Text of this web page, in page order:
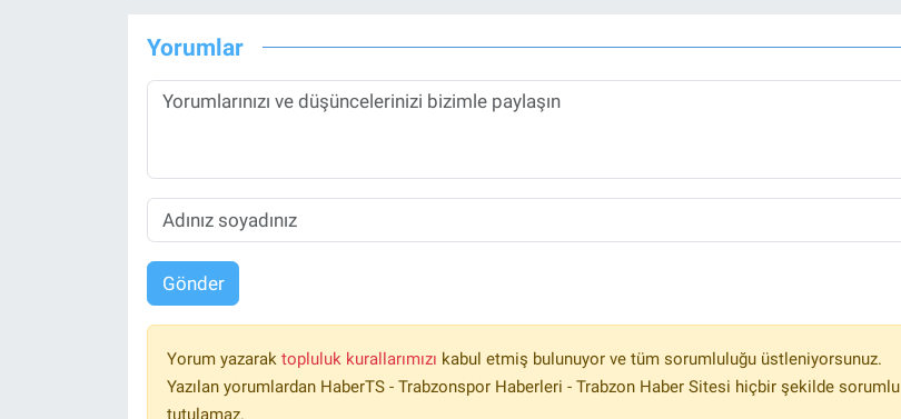
Yorumlar
Gönder
Yorum yazarak topluluk kurallarımızı kabul etmiş bulunuyor ve tüm sorumluluğu üstleniyorsunuz.
Yazılan yorumlardan HaberTS - Trabzonspor Haberleri - Trabzon Haber Sitesi hiçbir şekilde sorumlu
tutulamaz.